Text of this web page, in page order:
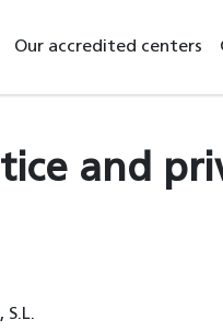
Our accredited centers
and
S.L.